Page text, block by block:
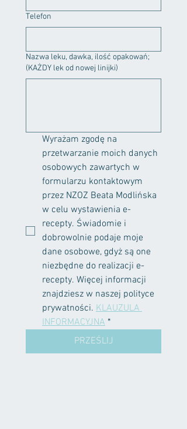
Telefon
Nazwa leku, dawka, ilość opakowań;
(KAŻDY lek od nowej linijki)
Wyrażam zgodę na
przetwarzanie moich danych
osobowych zawartych w
formularzu kontaktowym
przez NZOZ Beata Modlińska
w celu wystawienia e-
recepty. Świadomie i
dobrowolnie podaje moje
dane osobowe, gdyż są one
niezbędne do realizacji e-
recepty. Więcej informacji
znajdziesz w naszej polityce
prywatności. KLAUZULA
INFORMACYJNA *
PRZEŚLIJ